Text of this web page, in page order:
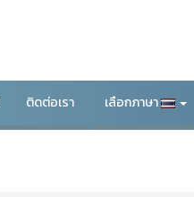
ติดต่อเรา เลือกภาษา